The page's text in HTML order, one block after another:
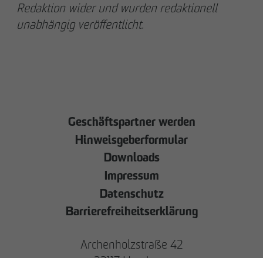
Redaktion wider und wurden redaktionell
unabhängig veröffentlicht.
Geschäftspartner werden
Hinweisgeberformular
Downloads
Impressum
Datenschutz
Barrierefreiheitserklärung
Archenholzstraße 42